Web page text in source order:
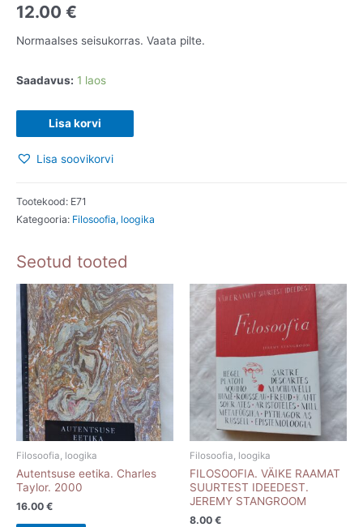
12.00 €
Normaalses seisukorras. Vaata pilte.
Saadavus: 1 laos
Sallivusest.
Michael
Walzer.
kogus
Lisa korvi
Lisa soovikorvi
Tootekood: E71
Kategooria: Filosoofia, loogika
Seotud tooted
Filosoofia, loogika
Autentsuse eetika. Charles
Taylor. 2000
16.00 €
Filosoofia, loogika
FILOSOOFIA. VÄIKE RAAMAT
SUURTEST IDEEDEST.
JEREMY STANGROOM
8.00 €